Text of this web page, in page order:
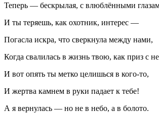
Теперь — бескрылая, с влюблёнными
И ты теряешь, как охотник, интерес —
Погасла искра, что сверкнула между нами,
Когда свалилась в жизнь твою, как приз с
И вот опять ты метко целишься в кого-то,
И жертва камнем в руки падает к тебе!
А я вернулась — но не в небо, а в болото.